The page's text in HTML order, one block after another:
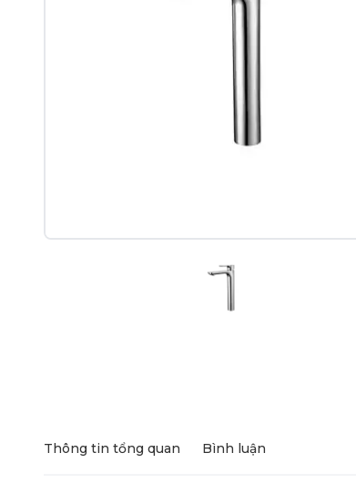
Thông tin tổng quan Bình luận